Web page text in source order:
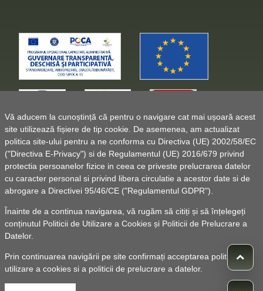
Vă aducem la cunoștință că pentru o navigare cat mai ușoară acest
site utilizează fișiere de tip cookie. De asemenea, am actualizat
politica site-ului pentru a ne conforma cu Directiva (UE) 2002/58/EC
("Directiva E-Privacy") si de Regulamentul (UE) 2016/679 privind
protectia persoanelor fizice in ceea ce priveste prelucrarea datelor
cu caracter personal si privind libera circulatie a acestor date si de
abrogare a Directivei 95/46/CE ("Regulamentul GDPR").
Înainte de a continua navigarea, vă rugăm să citiți și să înțelegeți
conținutul Politicii de Utilizare a Cookies și Politicii de Prelucrare a
Datelor.
Prin continuarea navigării pe site confirmați acceptarea politicii de
utilizare a cookies si a politicii de prelucrare a datelor.
© 2010 -Powered by Pancarpatica Invest Termeni de